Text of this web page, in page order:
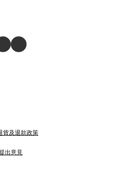
貨及退款政策
出意見